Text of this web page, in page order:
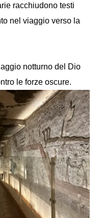
racchiudono testi
nel viaggio verso la
notturno del Dio
le forze oscure.